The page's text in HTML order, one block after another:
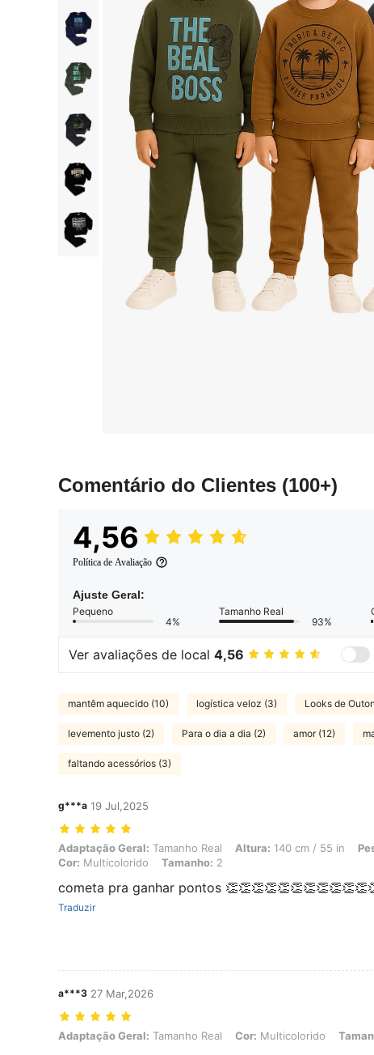
Comentário do Clientes (100+)
4,56
Política de Avaliação
Ajuste Geral:
Pequeno
4%
Tamanho Real
93%
Ver avaliações de local 4,56
mantêm aquecido (10) logística veloz (3) Looks de
levemento justo (2) Para o dia a dia (2) amor (12)
faltando acessórios (3)
g***a 19 Jul,2025
Adaptação Geral: Tamanho Real, Altura: 140 cm / 55 in, Peso: 58 kg /
Adaptação Geral: Tamanho Real Altura: 140 cm / 55 in
Cor: Multicolorido Tamanho: 2
cometa pra ganhar pontos
Traduzir
a***3 27 Mar,2026
Adaptação Geral: Tamanho Real, Cor: Multicolorido, Tamanho: 6
Adaptação Geral: Tamanho Real Cor: Multicolorido